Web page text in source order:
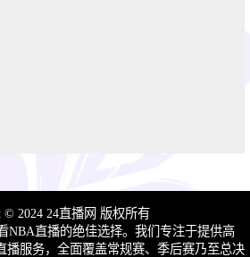
© 2024 24直播网 版权所有
NBA直播的绝佳选择。我们专注于提供高
播服务，全面覆盖常规赛、季后赛乃至总决